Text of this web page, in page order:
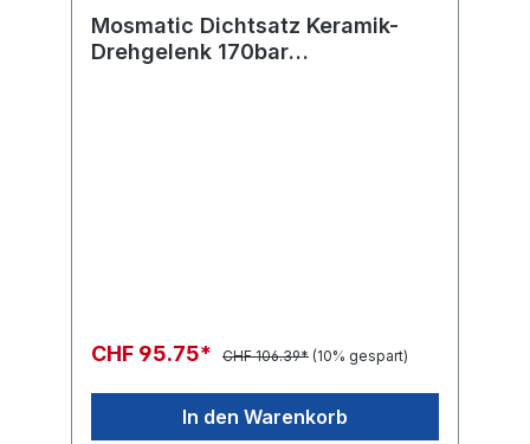
Mosmatic Dichtsatz Keramik-
Drehgelenk 170bar
CHF 95.75* CHF 106.39* (10% gespart)
In den Warenkorb